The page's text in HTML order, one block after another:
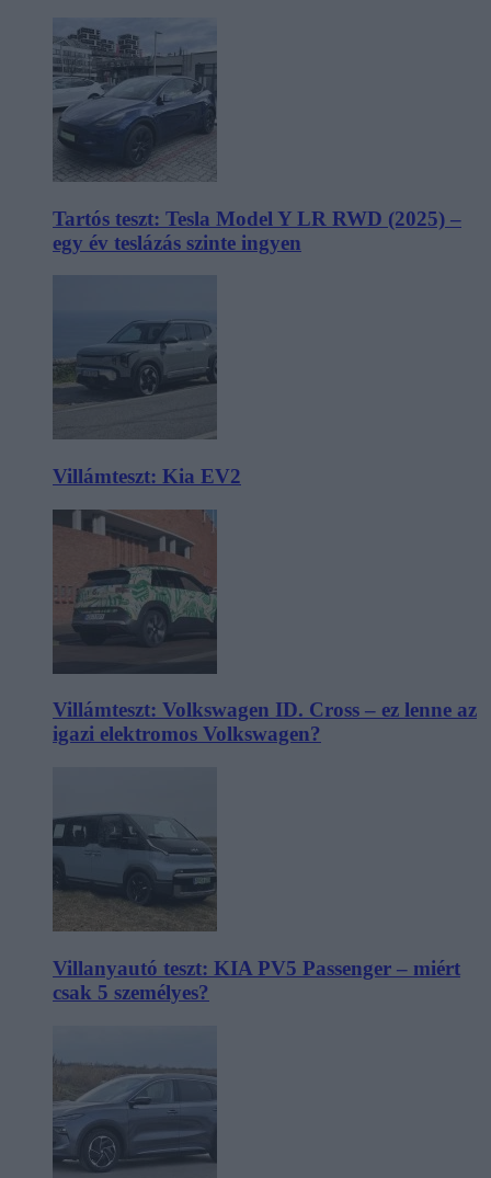
Tartós teszt: Tesla Model Y LR RWD (2025) –
egy év teslázás szinte ingyen
Villámteszt: Kia EV2
Villámteszt: Volkswagen ID. Cross – ez lenne az
igazi elektromos Volkswagen?
Villanyautó teszt: KIA PV5 Passenger – miért
csak 5 személyes?